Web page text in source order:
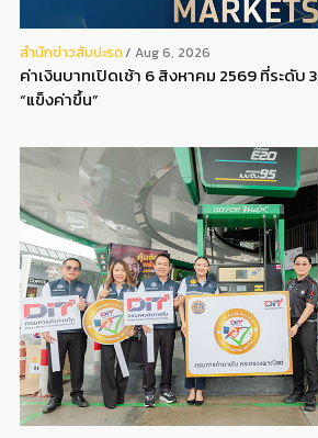
สํานักข่าวสับปะรด Aug 6, 2026
ค่าเงินบาทเปิดเช้า 6 สิงหาคม 2569 ที่ระดั
“แข็งค่าขึ้น”